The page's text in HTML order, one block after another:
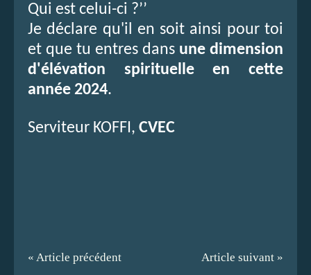
Qui est celui-ci ?’’
Je déclare qu'il en soit ainsi pour toi
et que tu entres dans une dimension
d'élévation spirituelle en cette
année 2024.
Serviteur KOFFI, CVEC
« Article précédent Article suivant »